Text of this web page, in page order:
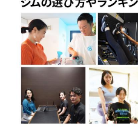
続出場。
骨格筋評論家「
して多くの雑
eなど多くのメ